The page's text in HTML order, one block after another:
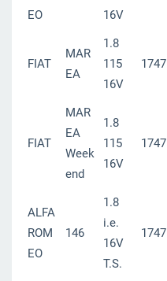
EO
16V
FIAT
MAR
EA
1.8
115
16V
1747
FIAT
MAR
EA
Week
end
1.8
115
16V
1747
ALFA
ROM
EO
146
1.8
i.e.
16V
T.S.
1747